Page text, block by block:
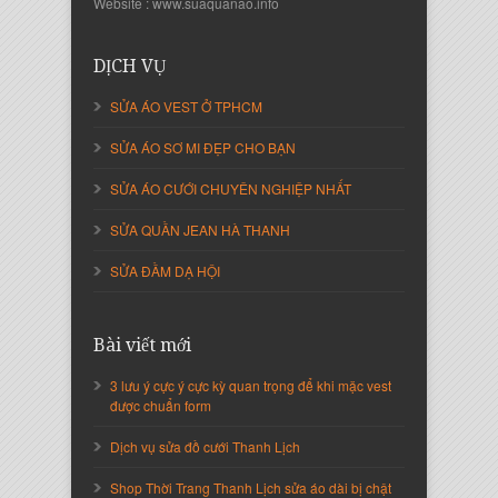
Nguyễn Thị Cẩm Loan
DỊCH VỤ
SỬA ÁO VEST Ở TPHCM
SỬA ÁO SƠ MI ĐẸP CHO BẠN
SỬA ÁO CƯỚI CHUYÊN NGHIỆP NHẤT
SỬA QUẦN JEAN HÀ THANH
SỬA ĐẦM DẠ HỘI
Bài viết mới
3 lưu ý cực ý cực kỳ quan trọng để khi mặc vest
được chuẩn form
Dịch vụ sửa đồ cưới Thanh Lịch
Shop Thời Trang Thanh Lịch sửa áo dài bị chật